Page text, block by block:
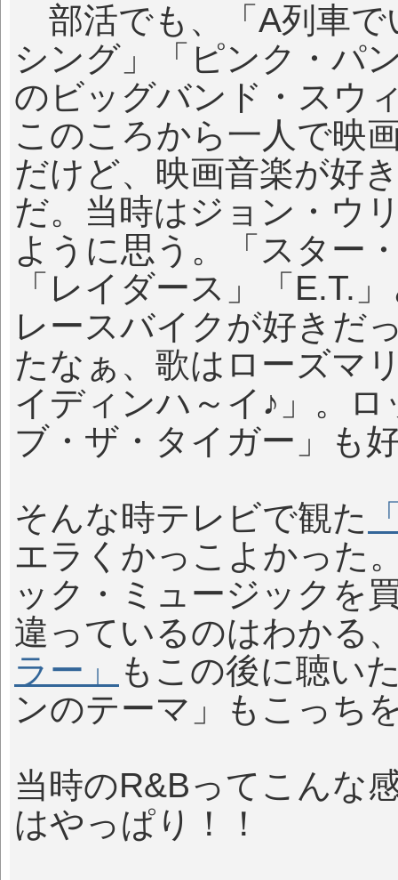
部活でも、「A列車で
シング」「ピンク・パ
のビッグバンド・スウ
このころから一人で映
だけど、映画音楽が好
だ。当時はジョン・ウ
ように思う。「スター
「レイダース」「E.T.
レースバイクが好きだ
たなぁ、歌はローズマ
イディンハ～イ♪」。
ブ・ザ・タイガー」も
そんな時テレビで観た
エラくかっこよかった
ック・ミュージックを
違っているのはわかる
ラー」
もこの後に聴い
ンのテーマ」もこっち
当時のR&Bってこんな
はやっぱり！！